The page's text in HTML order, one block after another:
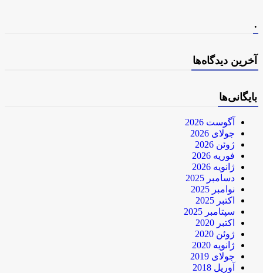
آخرین دیدگاه‌ها
بایگانی‌ها
آگوست 2026
جولای 2026
ژوئن 2026
فوریه 2026
ژانویه 2026
دسامبر 2025
نوامبر 2025
اکتبر 2025
سپتامبر 2025
اکتبر 2020
ژوئن 2020
ژانویه 2020
جولای 2019
آوریل 2018